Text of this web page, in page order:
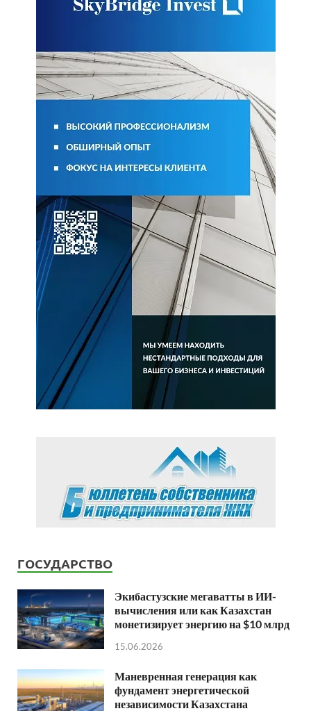
ГОСУДАРСТВО
Экибастузские мегаватты в ИИ-
вычисления или как Казахстан
монетизирует энергию на $10 млрд
15.06.2026
Маневренная генерация как
фундамент энергетической
независимости Казахстана